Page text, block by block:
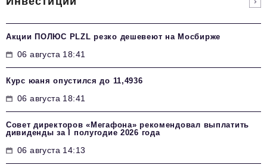
Акции ПОЛЮС PLZL резко дешевеют на Мосбирже
06 августа 18:41
Курс юаня опустился до 11,4936
06 августа 18:41
Совет директоров «Мегафона» рекомендовал выплатить
дивиденды за I полугодие 2026 года
06 августа 14:13